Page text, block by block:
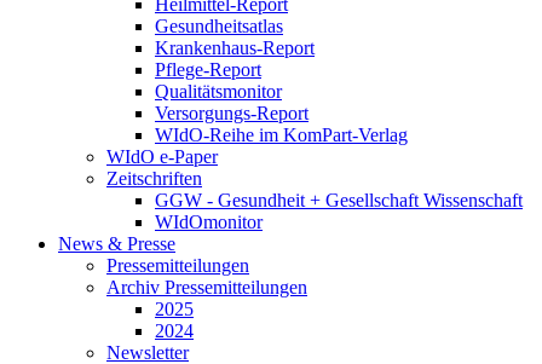
Heilmittel-Report
Gesundheitsatlas
Krankenhaus-Report
Pflege-Report
Qualitätsmonitor
Versorgungs-Report
WIdO-Reihe im KomPart-Verlag
WIdO e-Paper
Zeitschriften
GGW - Gesundheit + Gesellschaft Wissenschaft
WIdOmonitor
News & Presse
Pressemitteilungen
Archiv Pressemitteilungen
2025
2024
Newsletter